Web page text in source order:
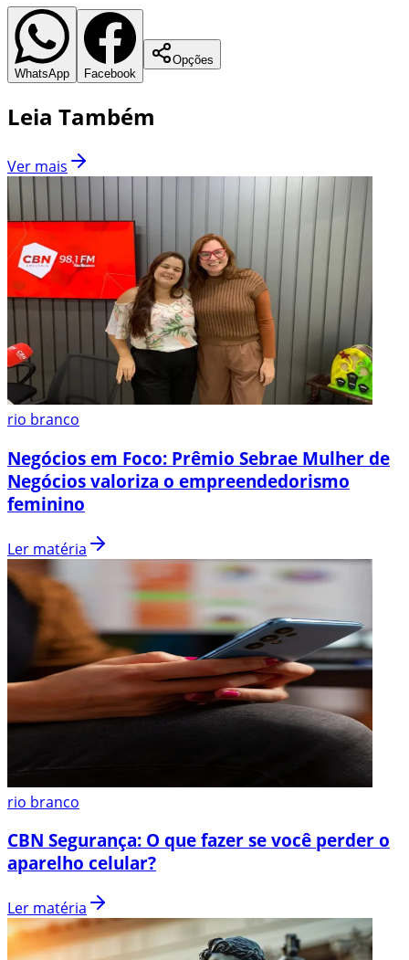
WhatsApp Facebook
Opções
Leia Também
Ver mais
rio branco
Negócios em Foco: Prêmio Sebrae Mulher de
Negócios valoriza o empreendedorismo
feminino
Ler matéria
rio branco
CBN Segurança: O que fazer se você perder o
aparelho celular?
Ler matéria